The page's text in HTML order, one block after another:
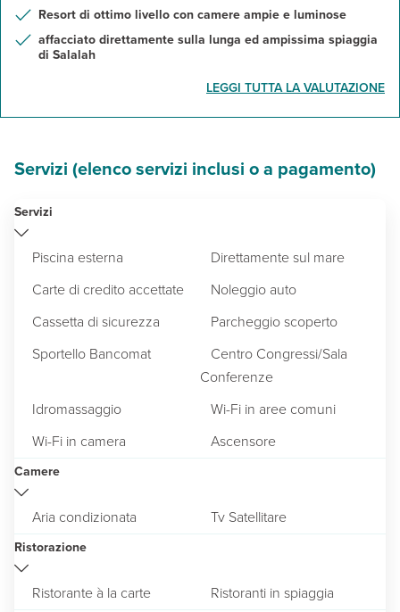
Resort di ottimo livello con camere ampie e luminose
affacciato direttamente sulla lunga ed ampissima spiaggia
di Salalah
LEGGI TUTTA LA VALUTAZIONE
Servizi (elenco servizi inclusi o a pagamento)
Servizi
Piscina esterna
Direttamente sul mare
Carte di credito accettate
Noleggio auto
Cassetta di sicurezza
Parcheggio scoperto
Sportello Bancomat
Centro Congressi/Sala
Conferenze
Idromassaggio
Wi-Fi in aree comuni
Wi-Fi in camera
Ascensore
Camere
Aria condizionata Tv Satellitare
Ristorazione
Ristorante à la carte Ristoranti in spiaggia